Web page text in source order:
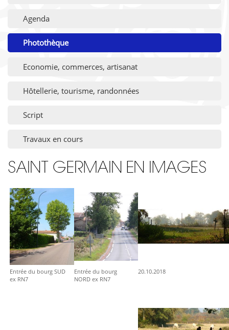
Agenda
Photothèque
Economie, commerces, artisanat
Hôtellerie, tourisme, randonnées
Script
Travaux en cours
SAINT GERMAIN EN IMAGES
Entrée du bourg SUD
ex RN7
Entrée du bourg
NORD ex RN7
20.10.2018